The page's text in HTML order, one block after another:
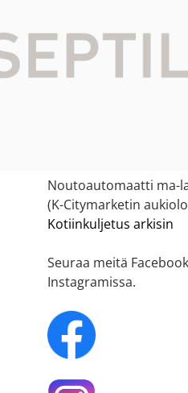
Verkkoapteekki
Verkkoapteekki
Noutoautomaatti ma-
(K-Citymarketin
Kotiinkuljetus arkisin
Seuraa meitä
Instagramissa.